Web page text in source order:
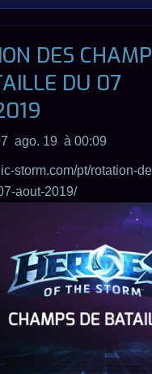
DES
DU 07
ago. 19 à 00:09
storm.com/pt/rotation-
aout-2019/